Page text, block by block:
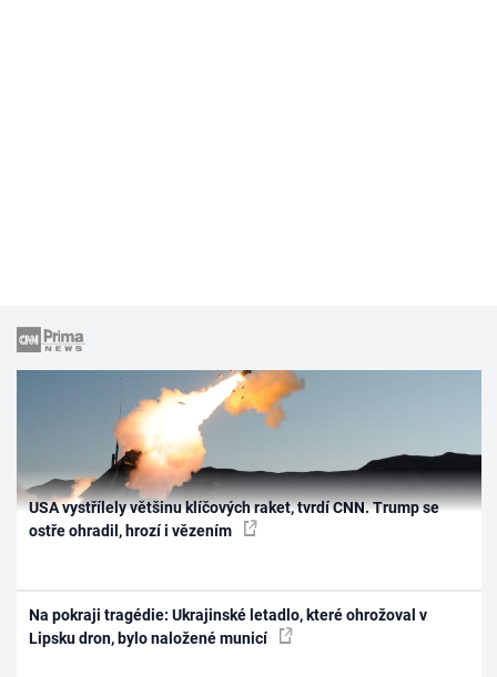
USA vystřílely většinu klíčových raket, tvrdí CNN. Trump se
ostře ohradil, hrozí i vězením
Na pokraji tragédie: Ukrajinské letadlo, které ohrožoval v
Lipsku dron, bylo naložené municí